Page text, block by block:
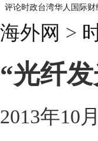
评论时政台湾华人 国际财
海外网 >
“光纤
2013年